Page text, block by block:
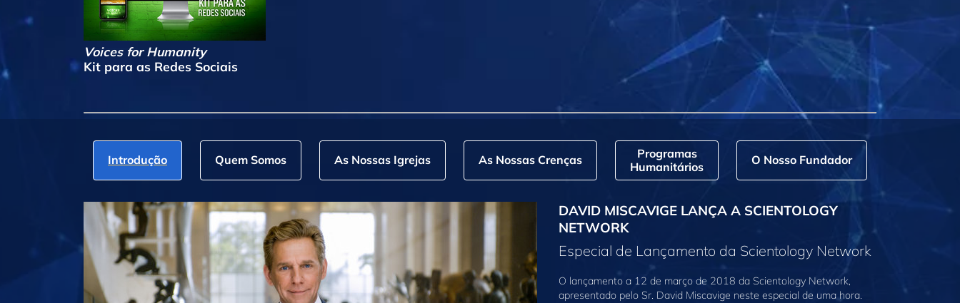
Voices for Humanity
Kit para as Redes Sociais
Introdução Quem Somos As Nossas Igrejas As Nossas Crenças
Programas
Humanitários
O Nosso Fundador
DAVID MISCAVIGE LANÇA A SCIENTOLOGY
NETWORK
Especial de Lançamento da Scientology Network
O lançamento a 12 de março de 2018 da Scientology Network,
apresentado pelo Sr. David Miscavige neste especial de uma hora.